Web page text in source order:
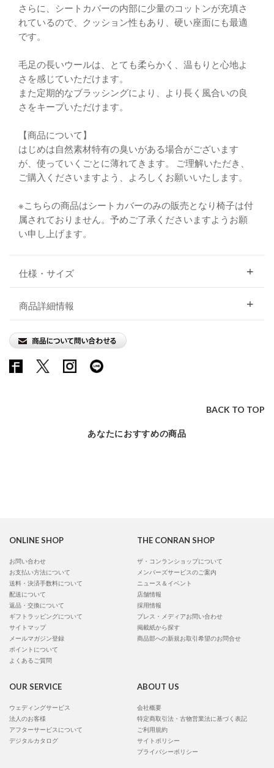
さらに、シートカバーの内部に少量のコットンが充填さ
れているので、クッション性もあり、硬い座面にも最適
です。
毛足の長いウールは、とても柔らかく、温もりと心地よ
さを感じていただけます。
また定期的なブラッシングにより、より長く風合いの良
さをキープいただけます。
【商品について】
はじめは自然素材特有の臭いがある場合がございます
が、使っていくごとに薄れてきます。 ご理解いただき、
ご購入くださいますよう、よろしくお願いいたします。
※こちらの商品はシートカバーのみの販売となり椅子は付
属されておりません。予めご了承くださいますようお願
い申し上げます。
仕様・サイズ
商品詳細情報
BACK TO TOP
あなたにおすすめの商品
ONLINE SHOP
お問い合わせ
お支払い方法について
送料・決済手数料について
配送について
返品・交換について
ギフトラッピングについて
サイトマップ
メールマガジン登録
ポイントについて
よくあるご質問
THE CONRAN SHOP
ザ・コンランショップについて
メンバーズサービスのご案内
ニュース＆イベント
店舗情報
採用情報
プレス・メディアお問い合わせ
掲載紙から探す
商品部への新規お取引希望のお問合せ
OUR SERVICE
ウェディングサービス
法人のお客様
アフターサービスについて
デジタルカタログ
ABOUT US
会社概要
特定商取引法・古物営業法に基づく表記
ご利用規約
サイトポリシー
プライバシーポリシー